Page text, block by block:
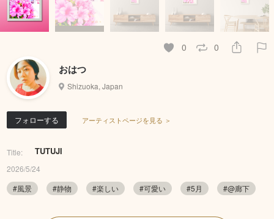
0 0
おはつ
Shizuoka, Japan
フォローする アーティストページを見る ＞
Title: TUTUJI
2026/5/24
#風景
#静物 #楽しい #可愛い #5月 #@廊下